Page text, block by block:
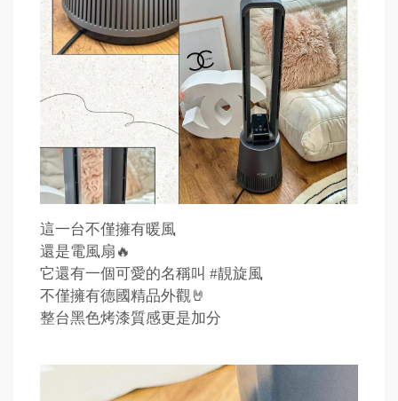
這一台不僅擁有暖風
還是電風扇🔥
它還有一個可愛的名稱叫 #靚旋風
不僅擁有德國精品外觀🤘
整台黑色烤漆質感更是加分